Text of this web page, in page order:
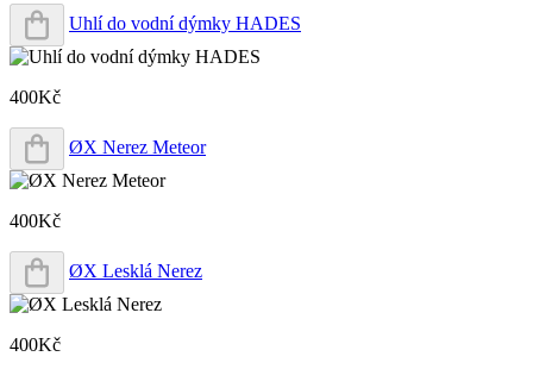
Uhlí do vodní dýmky HADES
400Kč
ØX Nerez Meteor
400Kč
ØX Lesklá Nerez
400Kč